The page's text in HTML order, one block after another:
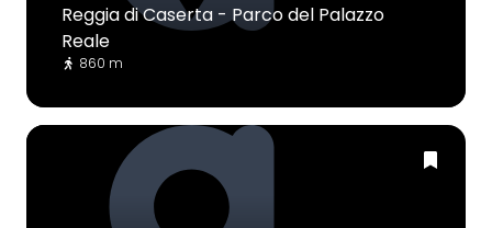
Reggia di Caserta - Parco del Palazzo
Reale
860 m